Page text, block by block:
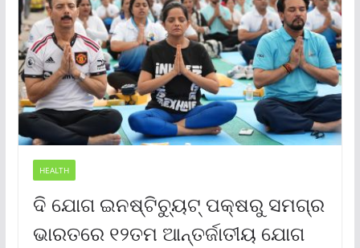
HEALTH
ଦି ଯୋଗ ଇନଷ୍ଟିଚ୍ୟୁଟ୍ ପକ୍ଷରୁ ସମଗ୍ର
ଭାରତରେ ୧୨ତମ ଆନ୍ତର୍ଜାତୀୟ ଯୋଗ